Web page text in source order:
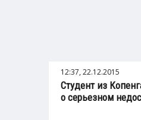
12:37, 22.12.2015
Студент из
о серьезном